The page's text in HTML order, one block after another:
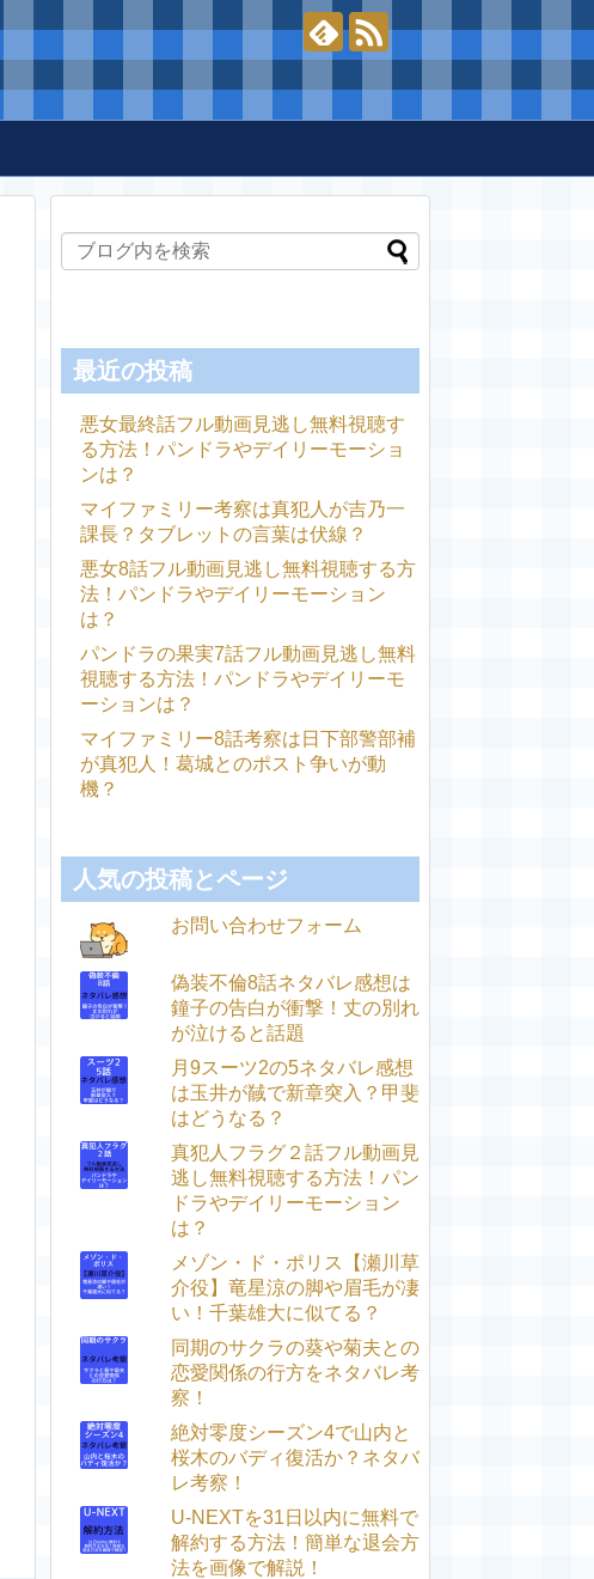
最近の投稿
悪女最終話フル動画見逃し無料視聴す
る方法！パンドラやデイリーモーショ
ンは？
マイファミリー考察は真犯人が吉乃一
課長？タブレットの言葉は伏線？
悪女8話フル動画見逃し無料視聴する方
法！パンドラやデイリーモーション
は？
パンドラの果実7話フル動画見逃し無料
視聴する方法！パンドラやデイリーモ
ーションは？
マイファミリー8話考察は日下部警部補
が真犯人！葛城とのポスト争いが動
機？
人気の投稿とページ
お問い合わせフォーム
偽装不倫8話ネタバレ感想は
鐘子の告白が衝撃！丈の別れ
が泣けると話題
月9スーツ2の5ネタバレ感想
は玉井が馘で新章突入？甲斐
はどうなる？
真犯人フラグ２話フル動画見
逃し無料視聴する方法！パン
ドラやデイリーモーション
は？
メゾン・ド・ポリス【瀬川草
介役】竜星涼の脚や眉毛が凄
い！千葉雄大に似てる？
同期のサクラの葵や菊夫との
恋愛関係の行方をネタバレ考
察！
絶対零度シーズン4で山内と
桜木のバディ復活か？ネタバ
レ考察！
U-NEXTを31日以内に無料で
解約する方法！簡単な退会方
法を画像で解説！